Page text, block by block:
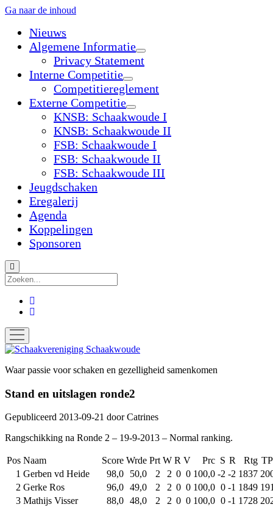
Ga naar de inhoud
Nieuws
Algemene Informatie
open
dropdown
Privacy Statement
Interne Competitie
open
dropdown
Competitiereglement
Externe Competitie
open
dropdown
menu
KNSB: Schaakwoude I
KNSB: Schaakwoude II
FSB: Schaakwoude I
FSB: Schaakwoude II
FSB: Schaakwoude III
Jeugdschaken
Eregalerij
Agenda
Koppelingen
Sponsoren
Zoek
open
menu
Schaakvereniging
Waar passie voor schaken en gezelligheid samenkomen
Stand en uitslagen ronde2
Gepubliceerd 2013-09-21 doorCatrines
Rangschikking na Ronde 2 – 19-9-2013 – Normal ranking.
Pos Naam Score Wrde Prt W R V Prc S R Rtg
1 Gerben vd Heide 98,0 50,0 2 2 0 0 100,0 -2 -2 1837
2 Gerke Ros 96,0 49,0 2 2 0 0 100,0 0 -1 1849
3 Mathijs Visser 88,0 48,0 2 2 0 0 100,0 0 -1 1728